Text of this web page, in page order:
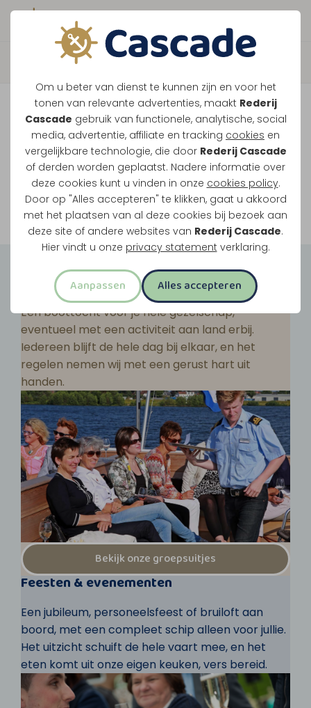
Om u beter van dienst te kunnen zijn en voor het
tonen van relevante advertenties, maakt Rederij
Cascade gebruik van functionele, analytische, social
media, advertentie, affiliate en tracking cookies en
vergelijkbare technologie, die door Rederij Cascade
of derden worden geplaatst. Nadere informatie over
deze cookies kunt u vinden in onze cookies policy.
Door op "Alles accepteren" te klikken, gaat u akkoord
met het plaatsen van al deze cookies bij bezoek aan
deze site of andere websites van Rederij Cascade.
Hier vindt u onze privacy statement verklaring.
Aanpassen Alles accepteren
Boek direct je vaart
Vaar je mee over de
Maasplassen?
Ondanks de lage waterstanden gaan
onze vaarten gewoon door.
Bekijk onze rondvaarten
Groepsuitjes
Een boottocht voor je hele gezelschap,
eventueel met een activiteit aan land erbij.
Iedereen blijft de hele dag bij elkaar, en het
regelen nemen wij met een gerust hart uit
handen.
Bekijk onze groepsuitjes
Feesten & evenementen
Een jubileum, personeelsfeest of bruiloft aan
boord, met een compleet schip alleen voor jullie.
Het uitzicht schuift de hele vaart mee, en het
eten komt uit onze eigen keuken, vers bereid.